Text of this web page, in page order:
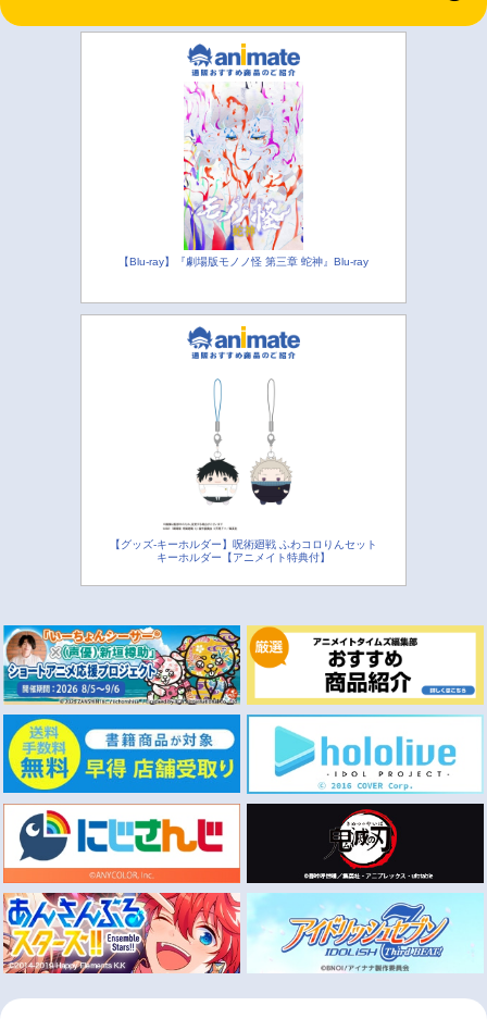
【Blu-ray】『劇場版モノノ怪 第三章 蛇神』Blu-ray
【グッズ-キーホルダー】呪術廻戦 ふわコロりんセット
キーホルダー【アニメイト特典付】